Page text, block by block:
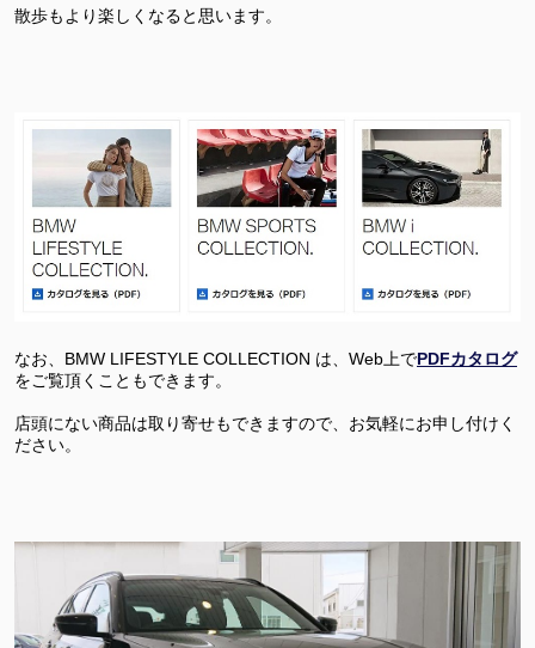
散歩もより楽しくなると思います。
なお、BMW LIFESTYLE COLLECTION は、Web上でPDFカタログ
をご覧頂くこともできます。
店頭にない商品は取り寄せもできますので、お気軽にお申し付けく
ださい。